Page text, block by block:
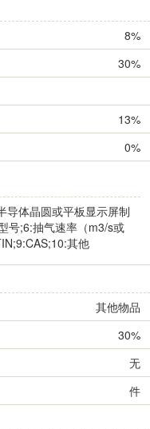
8%
30%
13%
0%
导体晶圆或平板显示屏制
号;6:抽气速率（m3/s或
其他
其他物品
30%
无
件